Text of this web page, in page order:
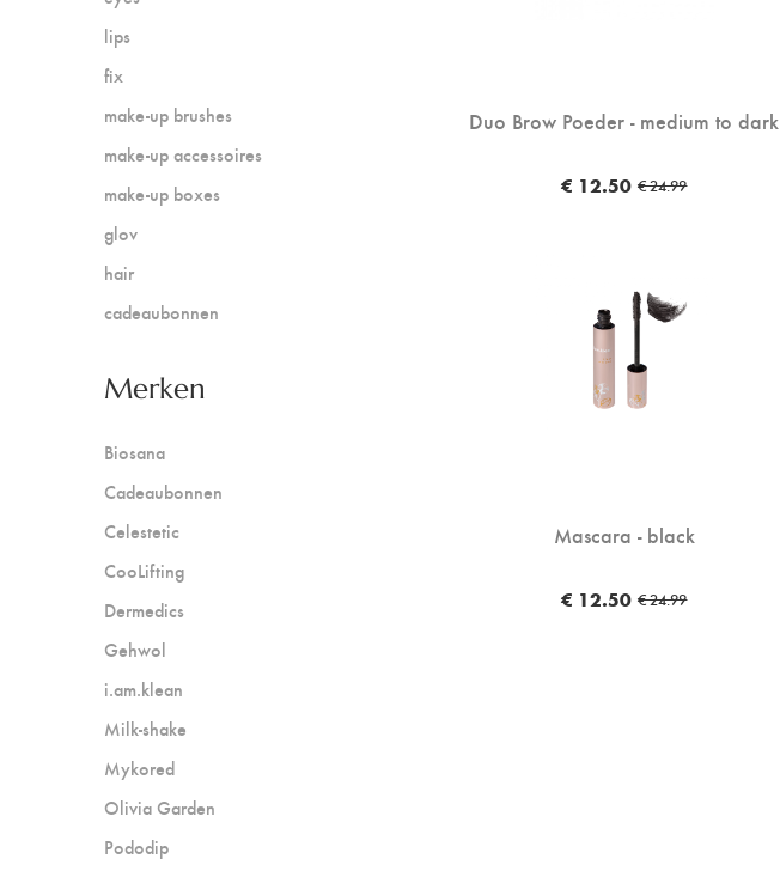
Duo Brow Poeder - medium to dark
€ 12.50 € 24.99
Mascara - black
€ 12.50 € 24.99
lips
fix
make-up brushes
make-up accessoires
make-up boxes
glov
hair
cadeaubonnen
Merken
Biosana
Cadeaubonnen
Celestetic
CooLifting
Dermedics
Gehwol
i.am.klean
Milk-shake
Mykored
Olivia Garden
Pododip